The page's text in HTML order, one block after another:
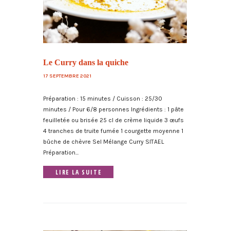
Le Curry dans la quiche
17 SEPTEMBRE 2021
Préparation : 15 minutes / Cuisson : 25/30
minutes / Pour 6/8 personnes Ingrédients : 1 pâte
feuilletée ou brisée 25 cl de crème liquide 3 œufs
4 tranches de truite fumée 1 courgette moyenne 1
bûche de chèvre Sel Mélange Curry SITAEL
Préparation...
LIRE LA SUITE